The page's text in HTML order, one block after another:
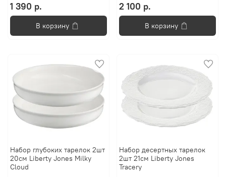
1 390 р.
В корзину
2 100 р.
В корзину
Набор глубоких тарелок 2шт
20см Liberty Jones Milky
Cloud
Набор десертных тарелок
2шт 21см Liberty Jones
Tracery